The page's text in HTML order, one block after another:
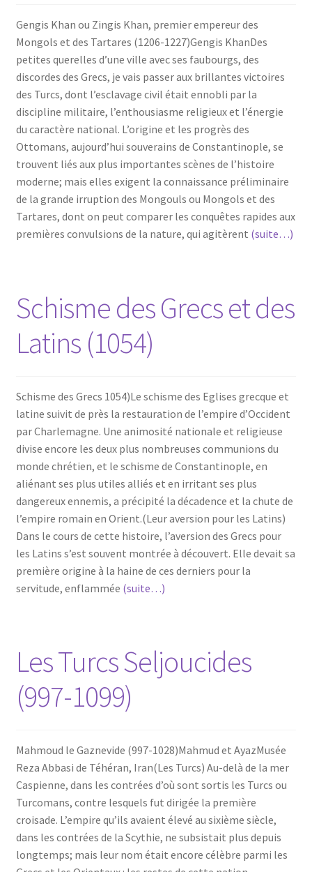
Gengis Khan ou Zingis Khan, premier empereur des
Mongols et des Tartares (1206-1227)Gengis KhanDes
petites querelles d’une ville avec ses faubourgs, des
discordes des Grecs, je vais passer aux brillantes victoires
des Turcs, dont l’esclavage civil était ennobli par la
discipline militaire, l’enthousiasme religieux et l’énergie
du caractère national. L’origine et les progrès des
Ottomans, aujourd’hui souverains de Constantinople, se
trouvent liés aux plus importantes scènes de l’histoire
moderne; mais elles exigent la connaissance préliminaire
de la grande irruption des Mongouls ou Mongols et des
Tartares, dont on peut comparer les conquêtes rapides aux
premières convulsions de la nature, qui agitèrent (suite…)
Schisme des Grecs et des
Latins (1054)
Schisme des Grecs 1054)Le schisme des Eglises grecque et
latine suivit de près la restauration de l’empire d’Occident
par Charlemagne. Une animosité nationale et religieuse
divise encore les deux plus nombreuses communions du
monde chrétien, et le schisme de Constantinople, en
aliénant ses plus utiles alliés et en irritant ses plus
dangereux ennemis, a précipité la décadence et la chute de
l’empire romain en Orient.(Leur aversion pour les Latins)
Dans le cours de cette histoire, l’aversion des Grecs pour
les Latins s’est souvent montrée à découvert. Elle devait sa
première origine à la haine de ces derniers pour la
servitude, enflammée (suite…)
Les Turcs Seljoucides
(997-1099)
Mahmoud le Gaznevide (997-1028)Mahmud et AyazMusée
Reza Abbasi de Téhéran, Iran(Les Turcs) Au-delà de la mer
Caspienne, dans les contrées d’où sont sortis les Turcs ou
Turcomans, contre lesquels fut dirigée la première
croisade. L’empire qu’ils avaient élevé au sixième siècle,
dans les contrées de la Scythie, ne subsistait plus depuis
longtemps; mais leur nom était encore célèbre parmi les